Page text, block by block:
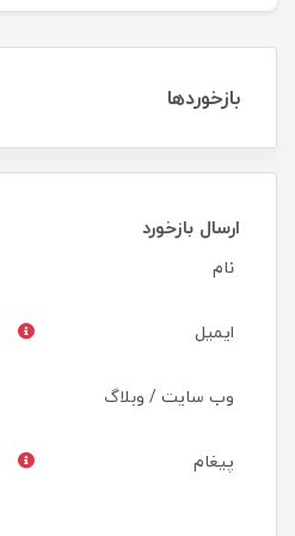
بازخوردها
ارسال بازخورد
نام
ایمیل
وب سایت / وبلاگ
پیغام